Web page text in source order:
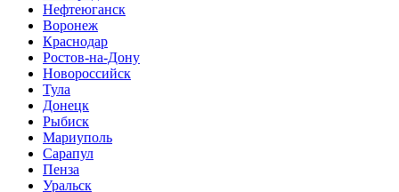
Нефтеюганск
Воронеж
Краснодар
Ростов-на-Дону
Новороссийск
Тула
Донецк
Рыбиск
Мариуполь
Сарапул
Пенза
Уральск